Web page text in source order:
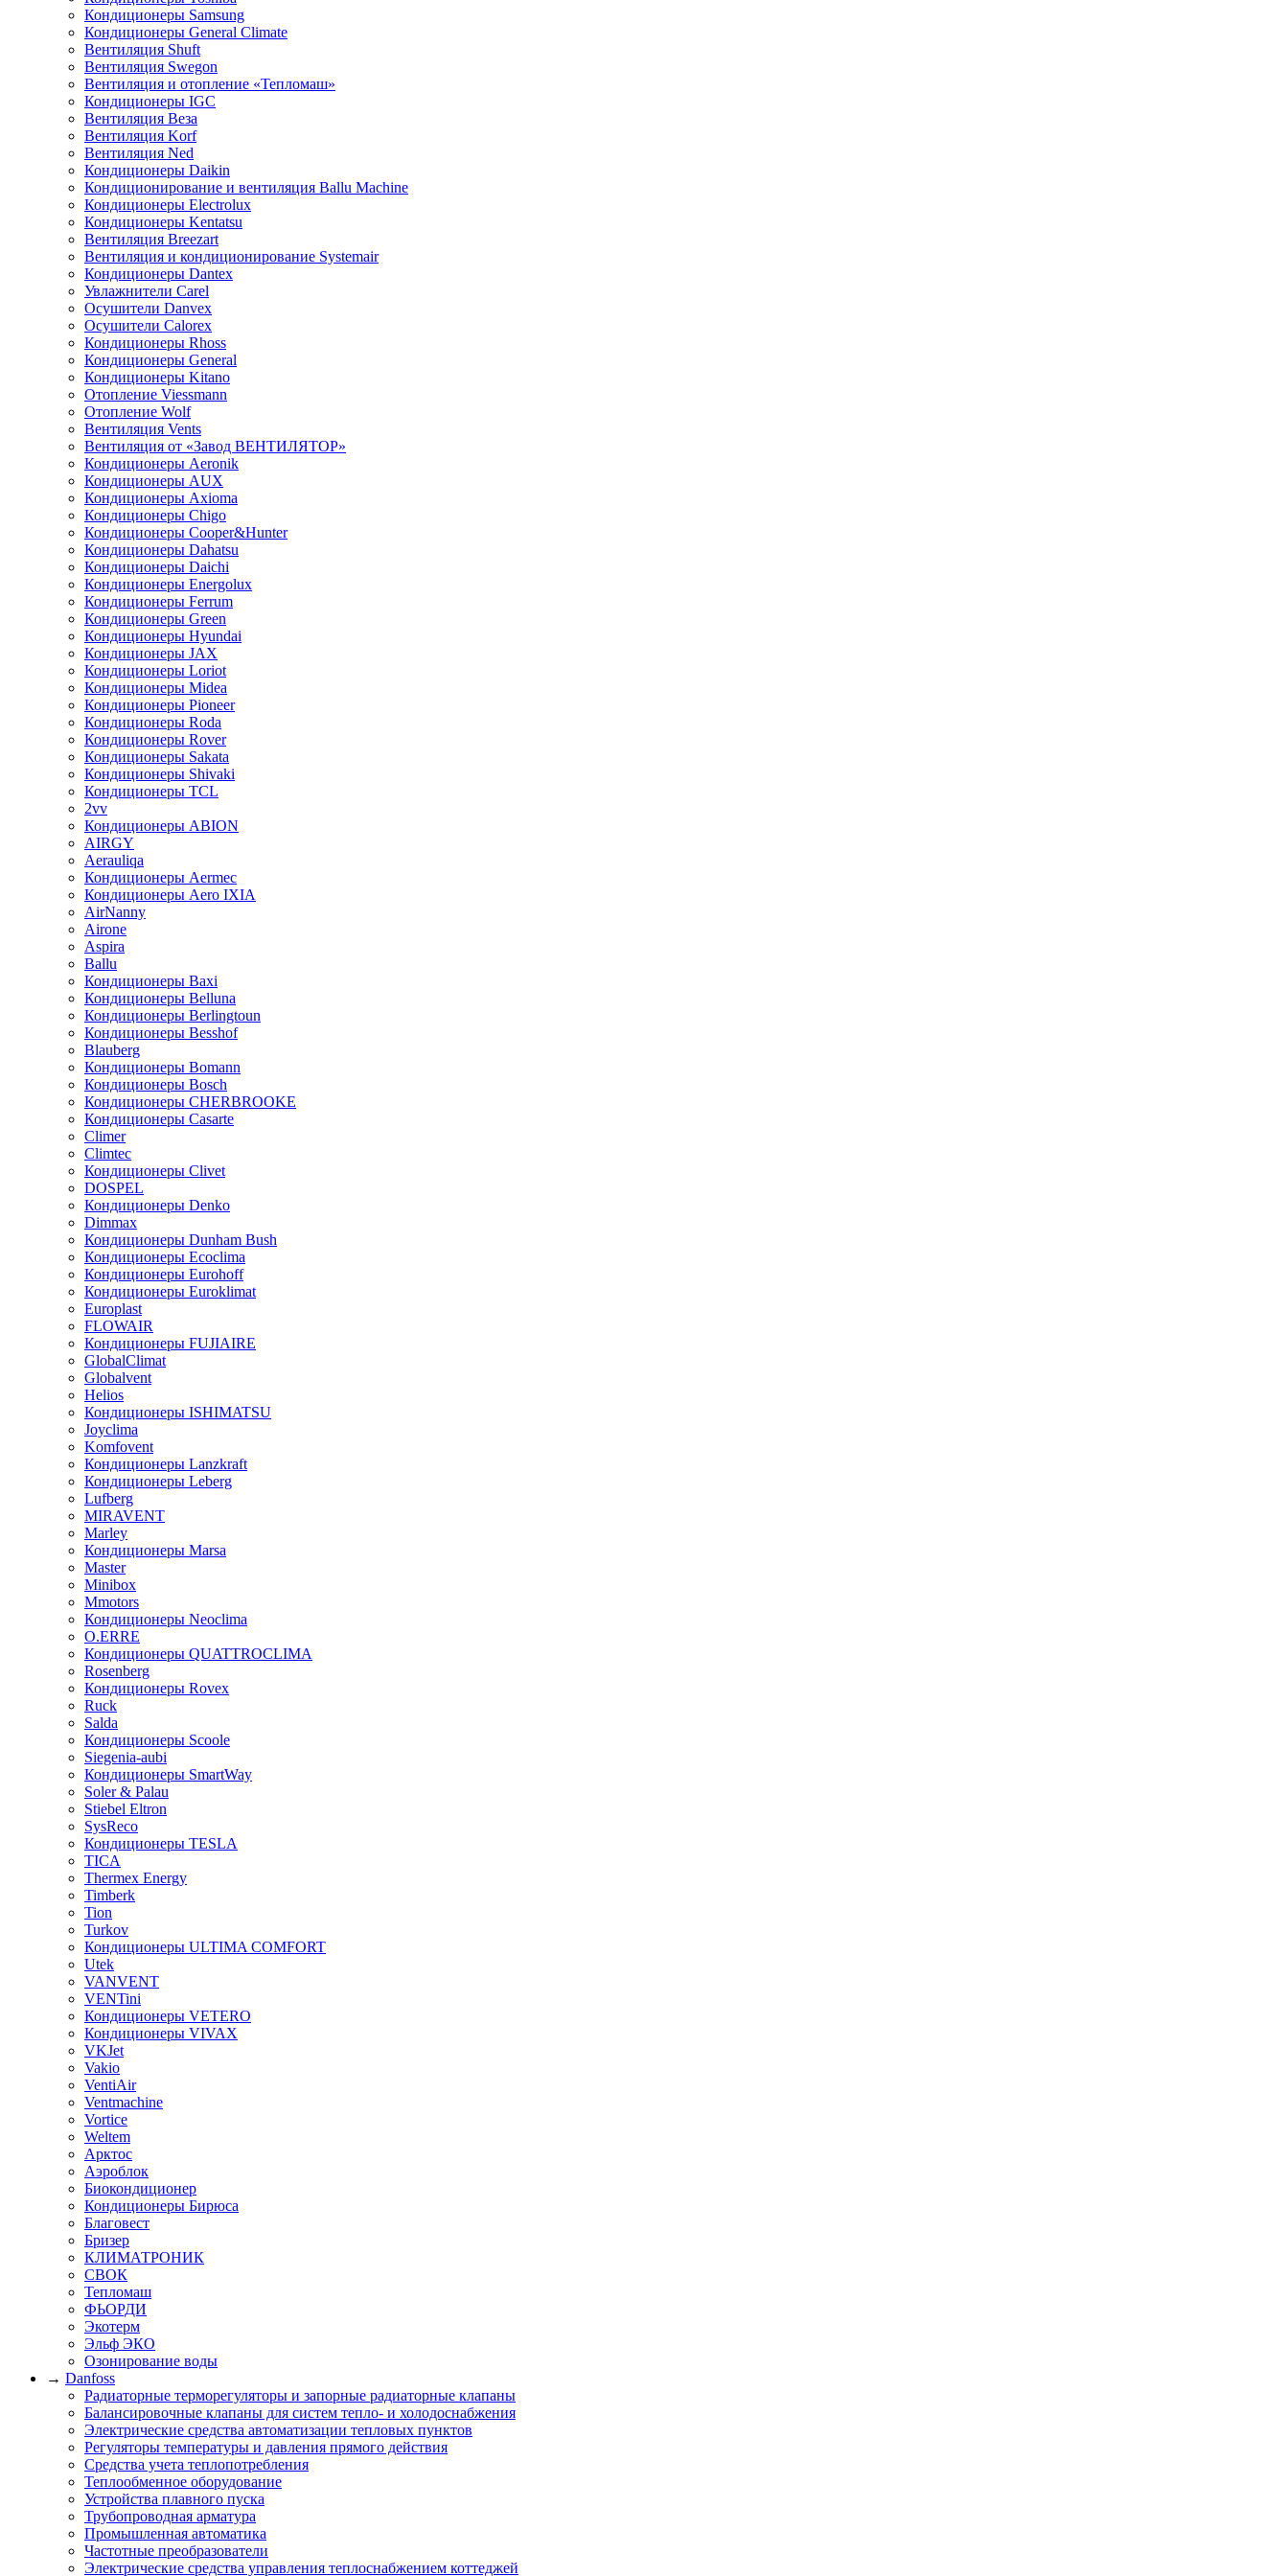
Кондиционеры Samsung
Кондиционеры General Climate
Вентиляция Shuft
Вентиляция Swegon
Вентиляция и отопление «Тепломаш»
Кондиционеры IGC
Вентиляция Веза
Вентиляция Korf
Вентиляция Ned
Кондиционеры Daikin
Кондиционирование и вентиляция Ballu Machine
Кондиционеры Electrolux
Кондиционеры Kentatsu
Вентиляция Breezart
Вентиляция и кондиционирование Systemair
Кондиционеры Dantex
Увлажнители Carel
Осушители Danvex
Осушители Calorex
Кондиционеры Rhoss
Кондиционеры General
Кондиционеры Kitano
Отопление Viessmann
Отопление Wolf
Вентиляция Vents
Вентиляция от «Завод ВЕНТИЛЯТОР»
Кондиционеры Aeronik
Кондиционеры AUX
Кондиционеры Axioma
Кондиционеры Chigo
Кондиционеры Cooper&Hunter
Кондиционеры Dahatsu
Кондиционеры Daichi
Кондиционеры Energolux
Кондиционеры Ferrum
Кондиционеры Green
Кондиционеры Hyundai
Кондиционеры JAX
Кондиционеры Loriot
Кондиционеры Midea
Кондиционеры Pioneer
Кондиционеры Roda
Кондиционеры Rover
Кондиционеры Sakata
Кондиционеры Shivaki
Кондиционеры TCL
2vv
Кондиционеры ABION
AIRGY
Aerauliqa
Кондиционеры Aermec
Кондиционеры Aero IXIA
AirNanny
Airone
Aspira
Ballu
Кондиционеры Baxi
Кондиционеры Belluna
Кондиционеры Berlingtoun
Кондиционеры Besshof
Blauberg
Кондиционеры Bomann
Кондиционеры Bosch
Кондиционеры CHERBROOKE
Кондиционеры Casarte
Climer
Climtec
Кондиционеры Clivet
DOSPEL
Кондиционеры Denko
Dimmax
Кондиционеры Dunham Bush
Кондиционеры Ecoclima
Кондиционеры Eurohoff
Кондиционеры Euroklimat
Europlast
FLOWAIR
Кондиционеры FUJIAIRE
GlobalClimat
Globalvent
Helios
Кондиционеры ISHIMATSU
Joyclima
Komfovent
Кондиционеры Lanzkraft
Кондиционеры Leberg
Lufberg
MIRAVENT
Marley
Кондиционеры Marsa
Master
Minibox
Mmotors
Кондиционеры Neoclima
O.ERRE
Кондиционеры QUATTROCLIMA
Rosenberg
Кондиционеры Rovex
Ruck
Salda
Кондиционеры Scoole
Siegenia-aubi
Кондиционеры SmartWay
Soler & Palau
Stiebel Eltron
SysReco
Кондиционеры TESLA
TICA
Thermex Energy
Timberk
Tion
Turkov
Кондиционеры ULTIMA COMFORT
Utek
VANVENT
VENTini
Кондиционеры VETERO
Кондиционеры VIVAX
VKJet
Vakio
VentiAir
Ventmachine
Vortice
Weltem
Арктос
Аэроблок
Биокондиционер
Кондиционеры Бирюса
Благовест
Бризер
КЛИМАТРОНИК
СВОК
Тепломаш
ФЬОРДИ
Экотерм
Эльф ЭКО
Озонирование воды
→ Danfoss
Радиаторные терморегуляторы и запорные радиаторные клапаны
Балансировочные клапаны для систем тепло- и холодоснабжения
Электрические средства автоматизации тепловых пунктов
Регуляторы температуры и давления прямого действия
Средства учета теплопотребления
Теплообменное оборудование
Устройства плавного пуска
Трубопроводная арматура
Промышленная автоматика
Частотные преобразователи
Электрические средства управления теплоснабжением коттеджей